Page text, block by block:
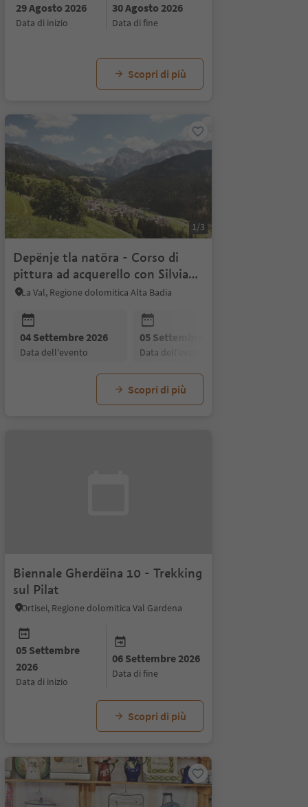
29 Agosto 2026
data di inizio
30 Agosto 2026
data di fine
Scopri di più
data dell'evento data dell'evento
1/3
Depënje tla natöra - Corso di
pittura ad acquerello con Silvia
Nava
La Val, Regione dolomitica Alta Badia
04 Settembre 2026
data dell'evento
05 Settembre 2026
data dell'evento
Scopri di più
Biennale Gherdëina 10 - Trekking
sul Pilat
Ortisei, Regione dolomitica Val Gardena
05 Settembre
2026
data di inizio
06 Settembre 2026
data di fine
Scopri di più